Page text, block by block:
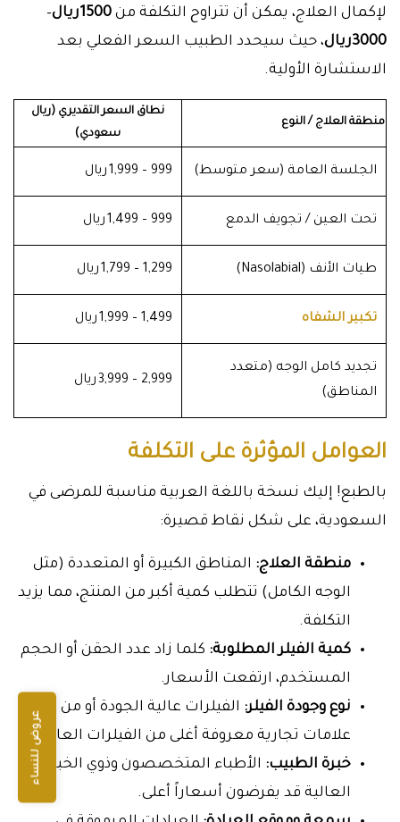
عروض للنساء
لإكمال العلاج، يمكن أن تتراوح التكلفة من 1500ريال
–
3000ريال
، حيث سيحدد الطبيب السعر الفعلي بعد
الاستشارة الأولية.
منطقة العلاج / النوع
نطاق السعر التقديري (ريال
سعودي)
الجلسة العامة (سعر متوسط) 999 – 1,999 ريال
تحت العين / تجويف الدمع 999 – 1,499 ريال
طيات الأنف (Nasolabial) 1,299 – 1,799 ريال
تكبير الشفاه 1,499 – 1,999 ريال
تجديد كامل الوجه (متعدد
المناطق)
2,999 – 3,999 ريال
العوامل المؤثرة على التكلفة
بالطبع! إليك نسخة باللغة العربية مناسبة للمرضى في
السعودية، على شكل نقاط قصيرة:
منطقة العلاج: المناطق الكبيرة أو المتعددة (مثل
الوجه الكامل) تتطلب كمية أكبر من المنتج، مما يزيد
التكلفة.
كمية الفيلر المطلوبة: كلما زاد عدد الحقن أو الحجم
المستخدم، ارتفعت الأسعار.
نوع وجودة الفيلر: الفيلرات عالية الجودة أو من
علامات تجارية معروفة أغلى من الفيلرات العامة.
خبرة الطبيب: الأطباء المتخصصون وذوي الخبرة
العالية قد يفرضون أسعاراً أعلى.